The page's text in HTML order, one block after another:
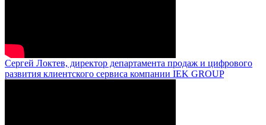
Сергей Локтев, директор департамента продаж и цифрового
развития клиентского сервиса компании IEK GROUP